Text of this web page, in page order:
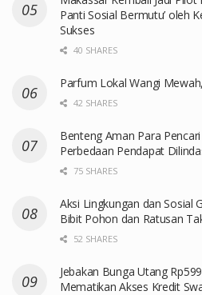
Panti Sosial Bermutu’ oleh
Sukses
40 SHARES
Parfum Lokal Wangi
42 SHARES
Benteng Aman Para
Perbedaan Pendapat
75 SHARES
Aksi Lingkungan dan Sosial
Bibit Pohon dan Ratusan
52 SHARES
Jebakan Bunga Utang
Mematikan Akses Kredit